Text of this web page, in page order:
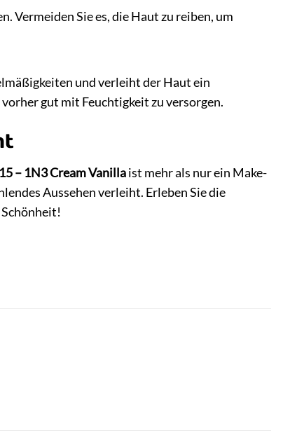
Vermeiden Sie es, die Haut zu reiben, um
und verleiht der Haut ein
gut mit Feuchtigkeit zu versorgen.
– 1N3 Cream Vanillaist mehr als nur ein Make-
Aussehen verleiht. Erleben Sie die